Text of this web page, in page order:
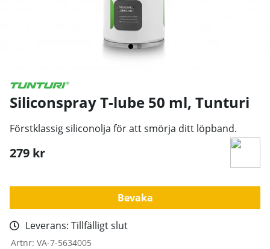
Siliconspray T-lube 50 ml, Tunturi
Förstklassig siliconolja för att smörja ditt löpband.
279 kr
Bevaka
Leverans: Tillfälligt slut
Artnr: VA-7-5634005